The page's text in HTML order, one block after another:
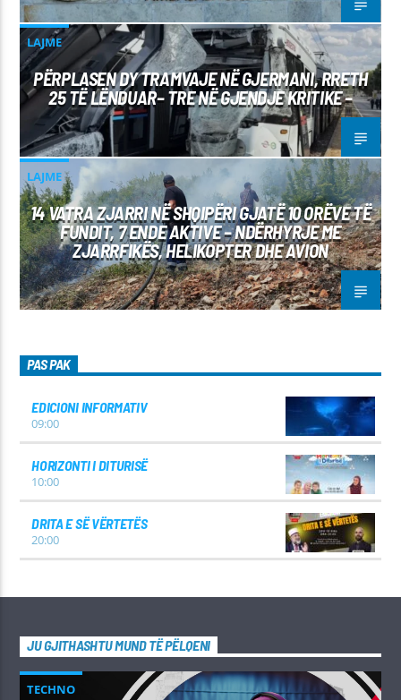
LAJME
PËRPLASEN DY TRAMVAJE NË GJERMANI, RRETH
25 TË LËNDUAR– TRE NË GJENDJE KRITIKE –
LAJME
14 VATRA ZJARRI NË SHQIPËRI GJATË 10 ORËVE TË
FUNDIT, 7 ENDE AKTIVE – NDËRHYRJE ME
ZJARRFIKËS, HELIKOPTER DHE AVION
PAS PAK
EDICIONI INFORMATIV
09:00
HORIZONTI I DITURISË
10:00
DRITA E SË VËRTETËS
20:00
JU GJITHASHTU MUND TË PËLQENI
TECHNO